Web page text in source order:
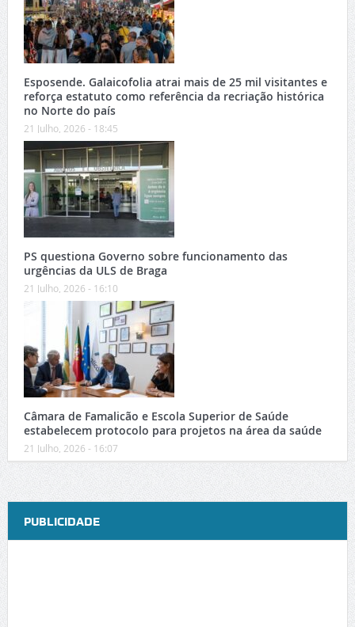
Esposende. Galaicofolia atrai mais de 25 mil visitantes e
reforça estatuto como referência da recriação histórica
no Norte do país
21 Julho, 2026 - 18:45
PS questiona Governo sobre funcionamento das
urgências da ULS de Braga
21 Julho, 2026 - 16:10
Câmara de Famalicão e Escola Superior de Saúde
estabelecem protocolo para projetos na área da saúde
21 Julho, 2026 - 16:07
PUBLICIDADE